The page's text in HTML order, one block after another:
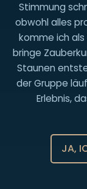
Stimmung
obwohl alles
komme ich als
bringe
Staunen
der Gruppe
Erlebnis,
JA,